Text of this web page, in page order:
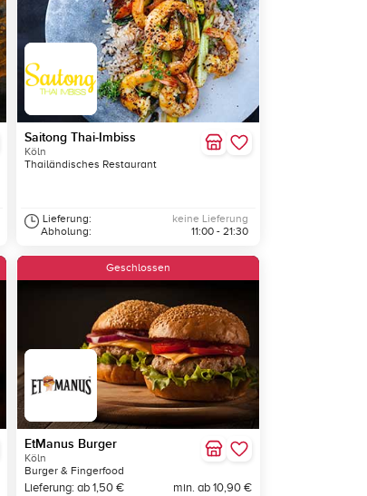
Saitong Thai-Imbiss
Köln
Thailändisches Restaurant
Lieferung:
Abholung:
keine Lieferung
11:00 - 21:30
Geschlossen
EtManus Burger
Köln
Burger & Fingerfood
Lieferung: ab 1,50 € min. ab 10,90 €